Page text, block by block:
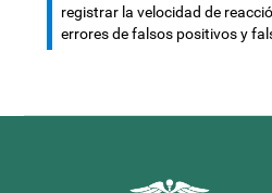
registrar la velocidad de
errores de falsos positivos y